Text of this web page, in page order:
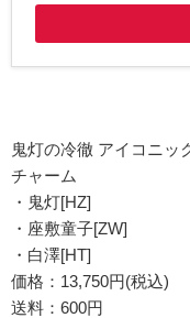
鬼灯の冷徹 アイコニッ
チャーム
・鬼灯[HZ]
・座敷童子[ZW]
・白澤[HT]
価格：13,750円(税込)
送料：600円